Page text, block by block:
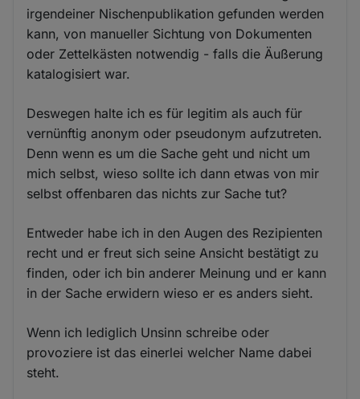
irgendeiner Nischenpublikation gefunden werden
kann, von manueller Sichtung von Dokumenten
oder Zettelkästen notwendig - falls die Äußerung
katalogisiert war.
Deswegen halte ich es für legitim als auch für
vernünftig anonym oder pseudonym aufzutreten.
Denn wenn es um die Sache geht und nicht um
mich selbst, wieso sollte ich dann etwas von mir
selbst offenbaren das nichts zur Sache tut?
Entweder habe ich in den Augen des Rezipienten
recht und er freut sich seine Ansicht bestätigt zu
finden, oder ich bin anderer Meinung und er kann
in der Sache erwidern wieso er es anders sieht.
Wenn ich lediglich Unsinn schreibe oder
provoziere ist das einerlei welcher Name dabei
steht.